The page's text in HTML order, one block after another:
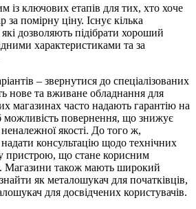
із ключових етапів для тих, хто хоче
за помірну ціну. Існує кілька
які дозволяють підібрати хороший
характеристиками та за
– звернутися до спеціалізованих
нове та вживане обладнання для
магазинах часто надають гарантію на
можливість повернення, що знижує
якості. До того ж,
консультацію щодо технічних
пристрою, що стане корисним
Магазини також мають широкий
як металошукач для початківців,
для досвідчених користувачів.